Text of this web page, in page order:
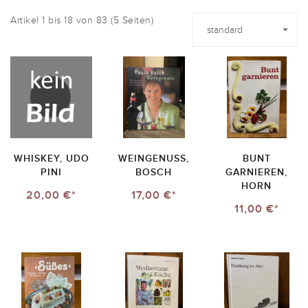
Artikel 1 bis 18 von 83 (5 Seiten)
WHISKEY, UDO
PINI
20,00 €*
WEINGENUSS,
BOSCH
17,00 €*
BUNT
GARNIEREN,
HORN
11,00 €*